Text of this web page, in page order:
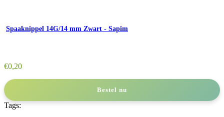
Spaaknippel 14G/14 mm Zwart - Sapim
€0,20
Bestel nu
Tags: